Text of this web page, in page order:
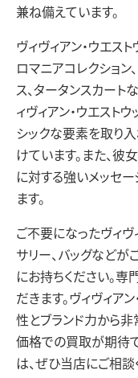
兼ね備えています。
ヴィヴィアン・ウエス
ロマニアコレクション
ス、タータンスカート
ィヴィアン・ウエスト
シックな要素を取り
けています。また、
に対する強いメッセ
ます。
ご不要になったヴィヴ
サリー、バッグなど
にお持ちください。
だきます。ヴィヴィア
性とブランド力から
価格での買取が期待
は、ぜひ当店にご相談